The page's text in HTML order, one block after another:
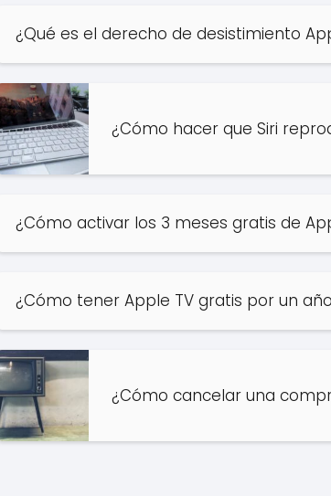
¿Qué es el derecho de desistimiento
¿Cómo hacer que Siri
¿Cómo activar los 3 meses gratis de
¿Cómo tener Apple TV gratis por un
¿Cómo cancelar una